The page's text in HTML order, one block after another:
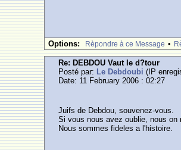
Options: Rèpondre à ce Message •
Re: DEBDOU Vaut le d?tour
Posté par: Le Debdoubi (IP
Date: 11 February 2006 : 02:27
Juifs de Debdou, souvenez-vous.
Si vous nous avez oublie, nous on
Nous sommes fideles a l'histoire.